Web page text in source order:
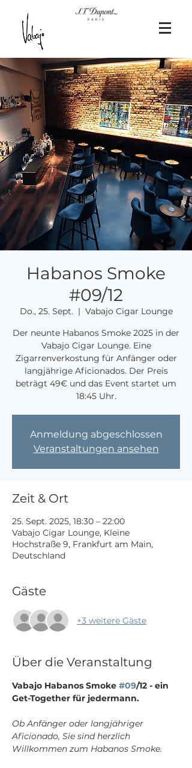
Habanos Smoke
#09/12
Do., 25. Sept.
  |
Vabajo Cigar Lounge
Der neunte Habanos Smoke 2025 in der
Vabajo Cigar Lounge. Eine
Zigarrenverkostung für Anfänger oder
langjährige Aficionados. Der Preis
beträgt 49€ und das Event startet um
18:45 Uhr.
Anmeldung abgeschlossen
Veranstaltungen ansehen
Zeit & Ort
25. Sept. 2025, 18:30 – 22:00
Vabajo Cigar Lounge, Kleine
Hochstraße 9, Frankfurt am Main,
Deutschland
Gäste
+3 weitere Gäste
Über die Veranstaltung
Vabajo Habanos Smoke #09/12 - ein
Get-Together für jedermann.
Ob Anfänger oder langjähriger
Aficionado, Sie sind herzlich
Willkommen zum Habanos Smoke.